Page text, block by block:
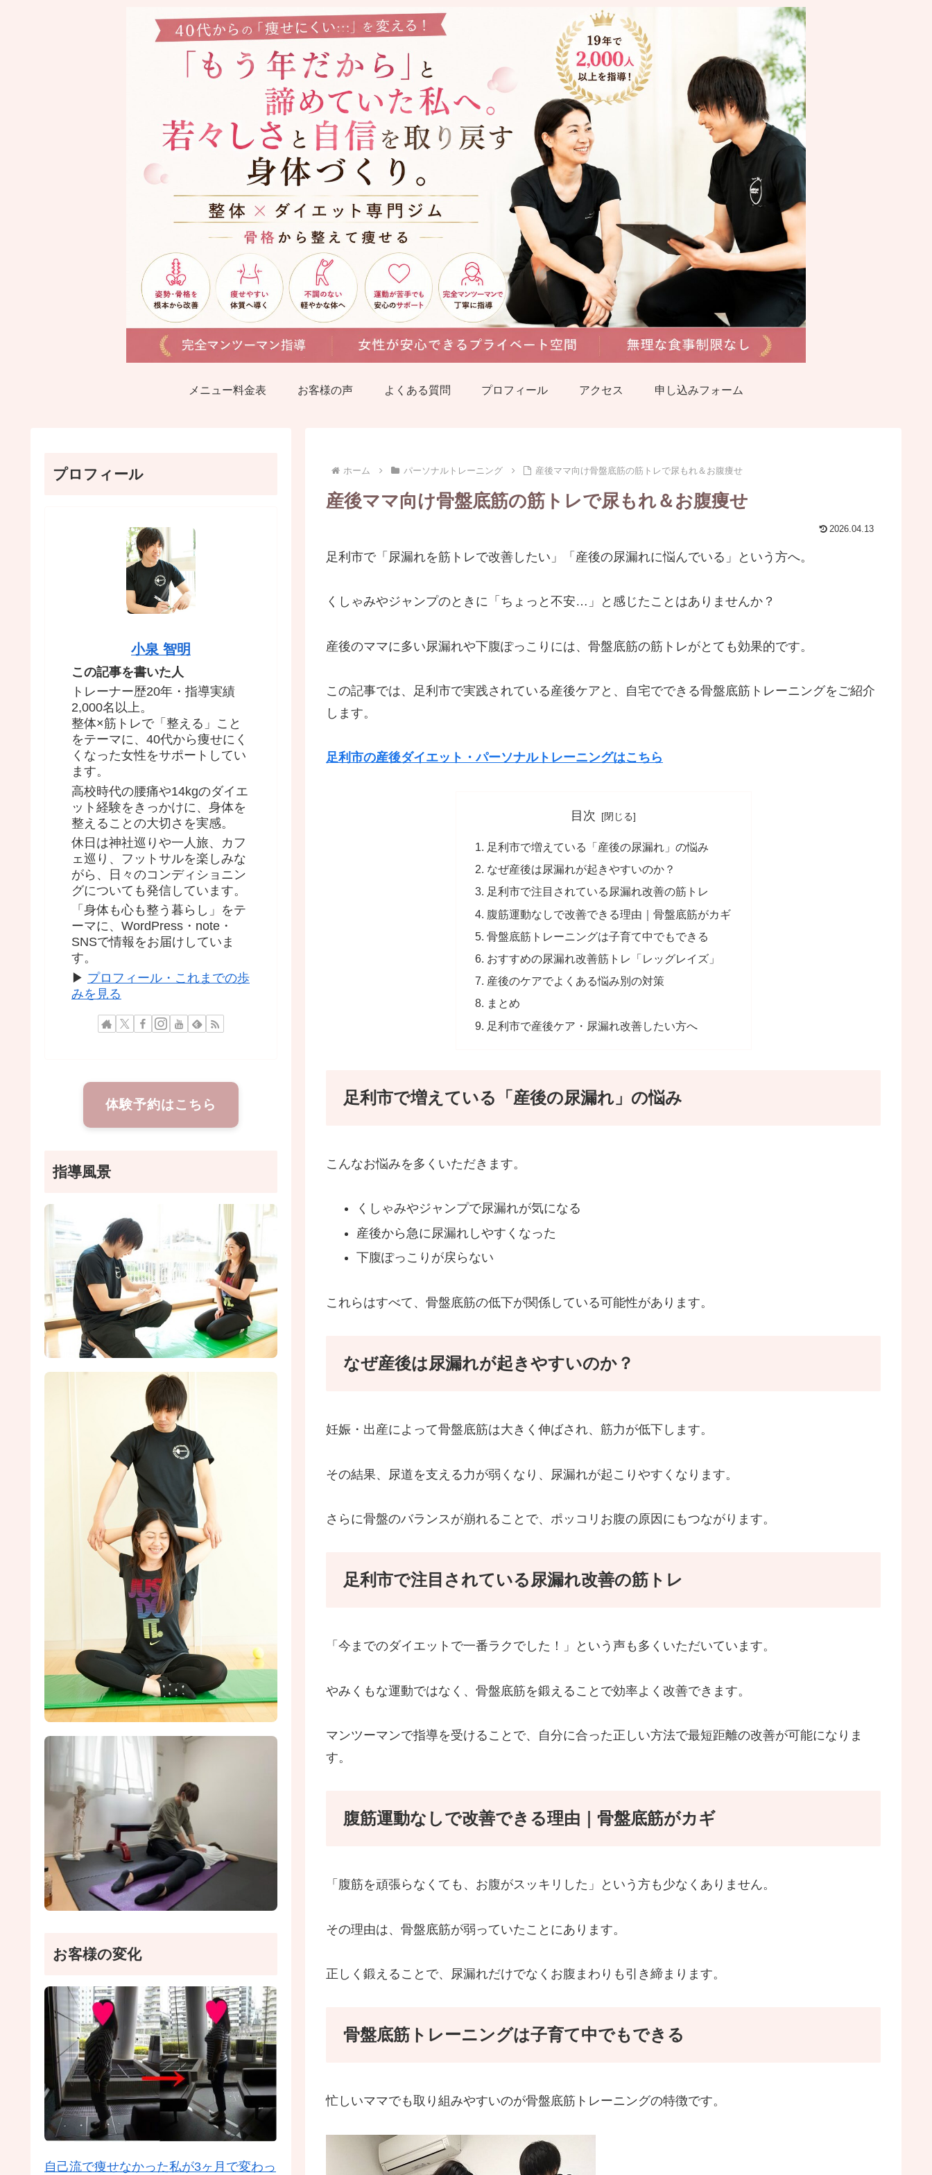
メニュー料金表 お客様の声 よくある質問 プロフィール アクセス 申し込みフォーム
ホーム パーソナルトレーニング 産後ママ向け骨盤底筋の筋トレで尿もれ＆お腹痩せ
産後ママ向け骨盤底筋の筋トレで尿もれ＆お腹痩せ
2026.04.13
足利市で「尿漏れを筋トレで改善したい」「産後の尿漏れに悩んでいる」という方へ。
くしゃみやジャンプのときに「ちょっと不安…」と感じたことはありませんか？
産後のママに多い尿漏れや下腹ぽっこりには、骨盤底筋の筋トレがとても効果的です。
この記事では、足利市で実践されている産後ケアと、自宅でできる骨盤底筋トレーニングをご紹介
します。
足利市の産後ダイエット・パーソナルトレーニングはこちら
目次
足利市で増えている「産後の尿漏れ」の悩み
なぜ産後は尿漏れが起きやすいのか？
足利市で注目されている尿漏れ改善の筋トレ
腹筋運動なしで改善できる理由｜骨盤底筋がカギ
骨盤底筋トレーニングは子育て中でもできる
おすすめの尿漏れ改善筋トレ「レッグレイズ」
産後のケアでよくある悩み別の対策
まとめ
足利市で産後ケア・尿漏れ改善したい方へ
足利市で増えている「産後の尿漏れ」の悩み
こんなお悩みを多くいただきます。
くしゃみやジャンプで尿漏れが気になる
産後から急に尿漏れしやすくなった
下腹ぽっこりが戻らない
これらはすべて、骨盤底筋の低下が関係している可能性があります。
なぜ産後は尿漏れが起きやすいのか？
妊娠・出産によって骨盤底筋は大きく伸ばされ、筋力が低下します。
その結果、尿道を支える力が弱くなり、尿漏れが起こりやすくなります。
さらに骨盤のバランスが崩れることで、ポッコリお腹の原因にもつながります。
足利市で注目されている尿漏れ改善の筋トレ
「今までのダイエットで一番ラクでした！」という声も多くいただいています。
やみくもな運動ではなく、骨盤底筋を鍛えることで効率よく改善できます。
マンツーマンで指導を受けることで、自分に合った正しい方法で最短距離の改善が可能になりま
す。
腹筋運動なしで改善できる理由｜骨盤底筋がカギ
「腹筋を頑張らなくても、お腹がスッキリした」という方も少なくありません。
その理由は、骨盤底筋が弱っていたことにあります。
正しく鍛えることで、尿漏れだけでなくお腹まわりも引き締まります。
骨盤底筋トレーニングは子育て中でもできる
忙しいママでも取り組みやすいのが骨盤底筋トレーニングの特徴です。
プロフィール
小泉 智明
この記事を書いた人
トレーナー歴20年・指導実績
2,000名以上。
整体×筋トレで「整える」こと
をテーマに、40代から痩せにく
くなった女性をサポートしてい
ます。
高校時代の腰痛や14kgのダイエ
ット経験をきっかけに、身体を
整えることの大切さを実感。
休日は神社巡りや一人旅、カフ
ェ巡り、フットサルを楽しみな
がら、日々のコンディショニン
グについても発信しています。
「身体も心も整う暮らし」をテ
ーマに、WordPress・note・
SNSで情報をお届けしていま
す。
▶ プロフィール・これまでの歩
みを見る
体験予約はこちら
指導風景
お客様の変化
自己流で痩せなかった私が3ヶ月で変わっ